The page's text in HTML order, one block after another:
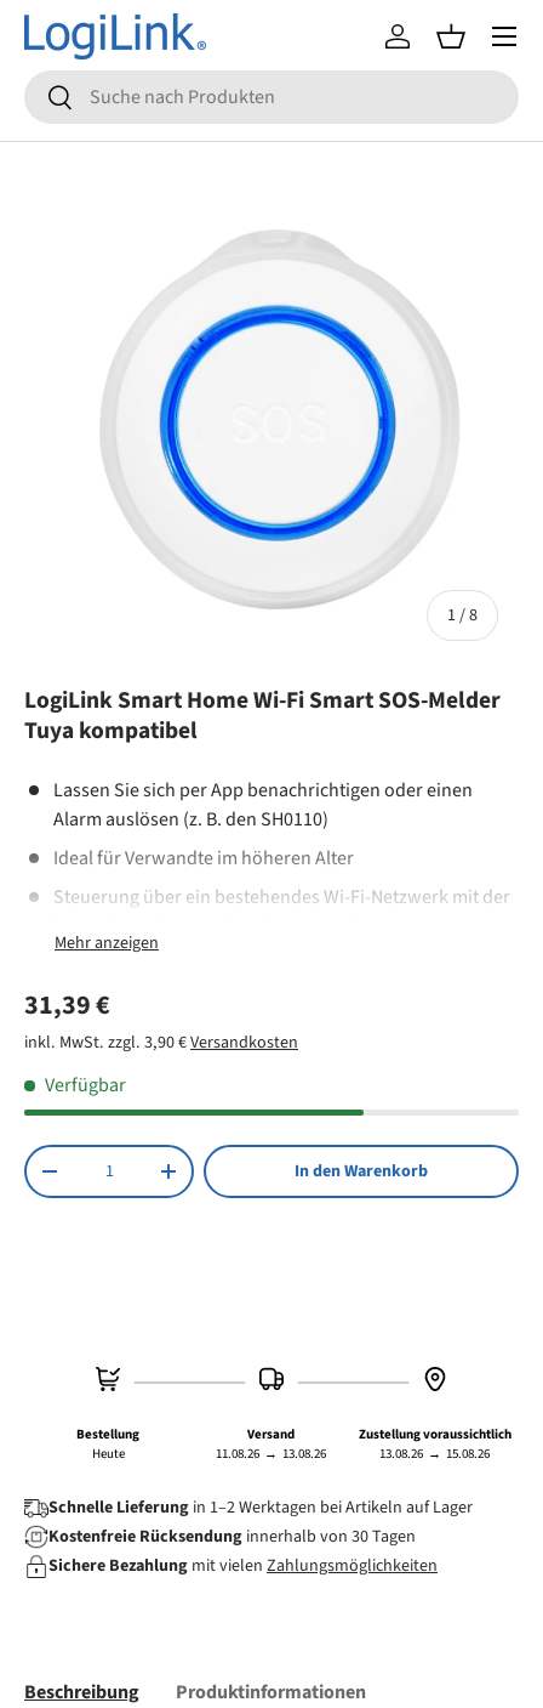
Direkt zum Inhalt
Suchen
Suchen
Einloggen
Menü
1/von
8
LogiLink Smart Home Wi-Fi Smart SOS-Melder
Tuya kompatibel
Lassen Sie sich per App benachrichtigen oder einen
Alarm auslösen (z. B. den SH0110)
Ideal für Verwandte im höheren Alter
Steuerung über ein bestehendes Wi-Fi-Netzwerk mit der
Home
Auslöser einfach per Kordel an Rollstühlen oder am
IP20: Schutz gegen das Eindringen von festen
Fingern
Stromversorgung: 120 mAh
Normaler Preis
31,39 €
inkl. MwSt. zzgl. 3,90 €Versandkosten
Verfügbar
Anzahl
Menge verringernMenge erhöhen In den Warenkorb
Bestellung
Heute
Versand
11.08.26 → 13.08.26
Zustellung voraussichtlich
13.08.26 → 15.08.26
Schnelle Lieferung in 1–2 Werktagen bei Artikeln auf Lager
Kostenfreie Rücksendung innerhalb von 30 Tagen
Sichere Bezahlung mit vielen Zahlungsmöglichkeiten
Beschreibung Produktinformationen